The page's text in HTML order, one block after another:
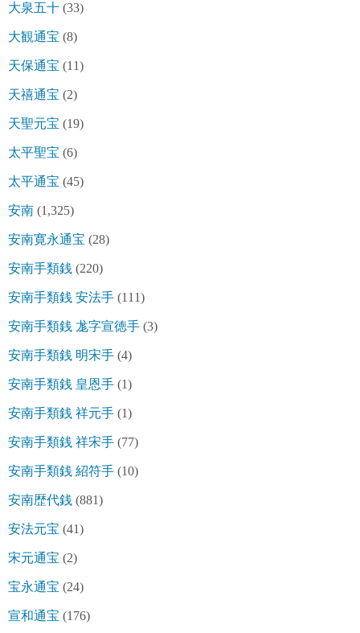
大泉五十 (33)
大観通宝 (8)
天保通宝 (11)
天禧通宝 (2)
天聖元宝 (19)
太平聖宝 (6)
太平通宝 (45)
安南 (1,325)
安南寛永通宝 (28)
安南手類銭 (220)
安南手類銭 安法手 (111)
安南手類銭 尨字宣徳手 (3)
安南手類銭 明宋手 (4)
安南手類銭 皇恩手 (1)
安南手類銭 祥元手 (1)
安南手類銭 祥宋手 (77)
安南手類銭 紹符手 (10)
安南歴代銭 (881)
安法元宝 (41)
宋元通宝 (2)
宝永通宝 (24)
宣和通宝 (176)